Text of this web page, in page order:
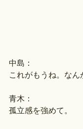
中島：
これがもうね。なん
青木：
孤立感を強めて。